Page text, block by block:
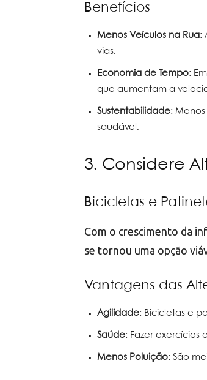
Benefícios
Menos Veículos na Rua:
vias.
Economia de Tempo:
que aumentam a
Sustentabilidade:
saudável.
3. Considere
Bicicletas e
Com o crescimento da
se tornou uma opção
Vantagens das
Agilidade: Bicicletas e
Saúde: Fazer exercícios
Menos Poluição: São